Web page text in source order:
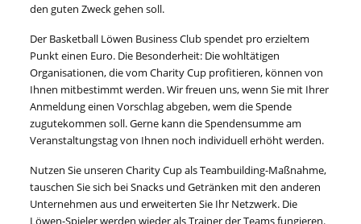
den guten Zweck gehen soll.
Der Basketball Löwen Business Club spendet pro erzieltem
Punkt einen Euro. Die Besonderheit: Die wohltätigen
Organisationen, die vom Charity Cup profitieren, können von
Ihnen mitbestimmt werden. Wir freuen uns, wenn Sie mit Ihrer
Anmeldung einen Vorschlag abgeben, wem die Spende
zugutekommen soll. Gerne kann die Spendensumme am
Veranstaltungstag von Ihnen noch individuell erhöht werden.
Nutzen Sie unseren Charity Cup als Teambuilding-Maßnahme,
tauschen Sie sich bei Snacks und Getränken mit den anderen
Unternehmen aus und erweiterten Sie Ihr Netzwerk. Die
Löwen-Spieler werden wieder als Trainer der Teams fungieren.